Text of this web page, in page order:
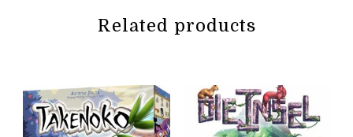
Related products